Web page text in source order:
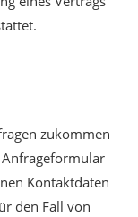
zukommen
Anfrageformular
Kontaktdaten
den Fall von